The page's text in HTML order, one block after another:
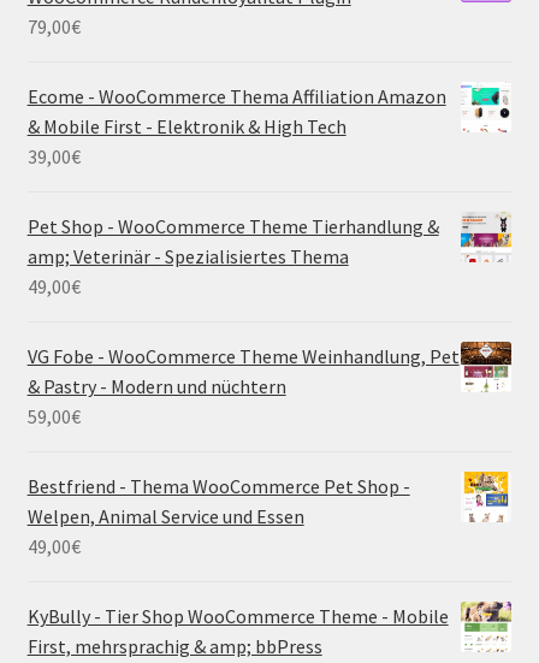
79,00€
Ecome - WooCommerce Thema Affiliation Amazon
& Mobile First - Elektronik & High Tech
39,00€
Pet Shop - WooCommerce Theme Tierhandlung &
amp; Veterinär - Spezialisiertes Thema
49,00€
VG Fobe - WooCommerce Theme Weinhandlung, Pet
& Pastry - Modern und nüchtern
59,00€
Bestfriend - Thema WooCommerce Pet Shop -
Welpen, Animal Service und Essen
49,00€
KyBully - Tier Shop WooCommerce Theme - Mobile
First, mehrsprachig & amp; bbPress